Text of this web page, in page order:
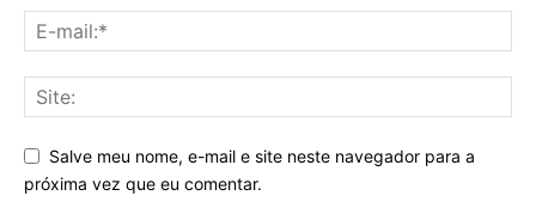
Salve meu nome, e-mail e site neste navegador para a
próxima vez que eu comentar.